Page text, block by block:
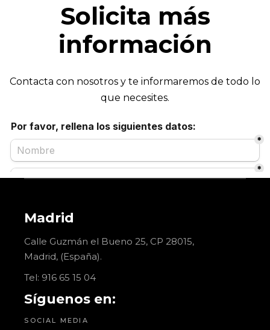
Solicita más
información
Contacta con nosotros y te informaremos de todo lo
que necesites.
Madrid
Calle Guzmán el Bueno 25, CP 28015,
Madrid, (España).
Tel: 916 65 15 04
Síguenos en:
SOCIAL MEDIA